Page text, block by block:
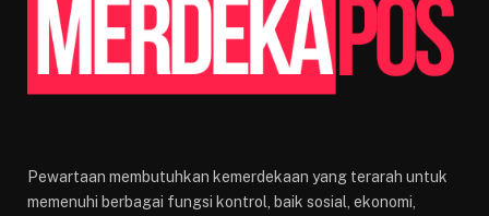
Pewartaan membutuhkan kemerdekaan yang terarah untuk
memenuhi berbagai fungsi kontrol, baik sosial, ekonomi,